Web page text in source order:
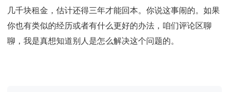
几千块租金，估计还得三年才能回本。你说这事闹的。如果
你也有类似的经历或者有什么更好的办法，咱们评论区聊
聊，我是真想知道别人是怎么解决这个问题的。